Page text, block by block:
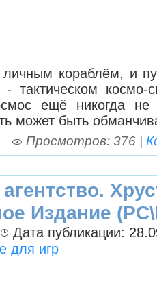
кораблём, и
тактическом космо-
ещё никогда
может быть
Просмотров: 376 |
Издание
Дата публикации:
для игр